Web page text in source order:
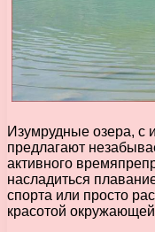
Изумрудные озера, с
предлагают
активного
насладиться
спорта или просто
красотой